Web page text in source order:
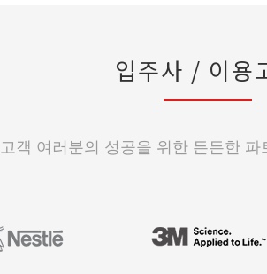
입주사 / 이용
고객 여러분의 성공을 위한 든든한